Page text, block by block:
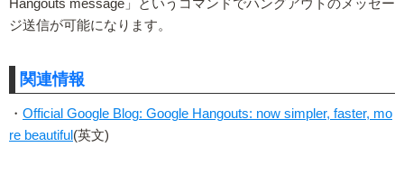
Hangouts message」というコマンドでハングアウトのメッセー
ジ送信が可能になります。
関連情報
・ Official Google Blog: Google Hangouts: now simpler, faster, mo
re beautiful (英文)